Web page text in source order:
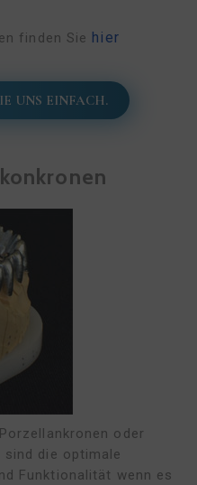
finden Sie hier
UNS EINFACH.
oder
die optimale
Funktionalität wenn es